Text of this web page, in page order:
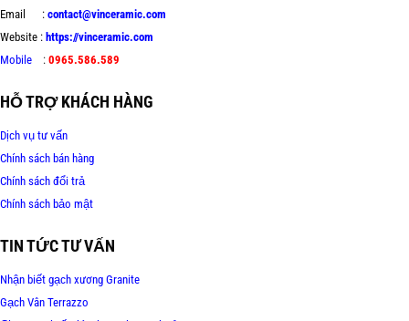
Email : contact@vinceramic.com
Website : https://vinceramic.com
Mobile : 0965.586.589
HỖ TRỢ KHÁCH HÀNG
Dịch vụ tư vấn
Chính sách bán hàng
Chính sách đổi trả
Chính sách bảo mật
TIN TỨC TƯ VẤN
Nhận biết gạch xương Granite
Gạch Vân Terrazzo